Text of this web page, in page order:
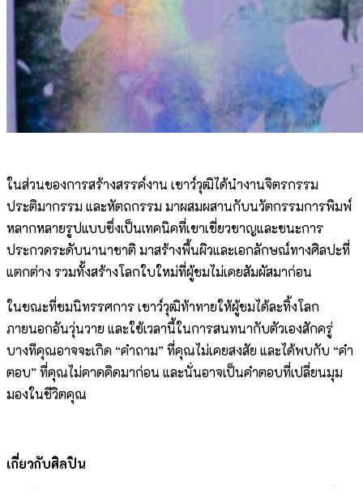
ในส่วนของการสร้างสรรค์งาน เชาว์วุฒิได้นำงานจิตรกรรม
ประติมากรรม และหัตถกรรม มาผสมผสานกับนวัตกรรมการพิมพ์
หลากหลายรูปแบบซึ่งเป็นเทคนิคที่เขาเชี่ยวชาญและชนะการ
ประกวดระดับนานาชาติ มาสร้างพื้นผิวและเอกลักษณ์ทางศิลปะที่
แตกต่าง รวมทั้งสร้างโลกใบใหม่ที่ผู้ชมไม่เคยสัมผัสมาก่อน
ในขณะที่ชมนิทรรศการ เชาว์วุฒิท้าทายให้ผู้ชมได้ละทิ้งโลก
ภายนอกอันวุ่นวาย และใช้เวลานี้ในการสนทนากับตัวเองสักครู่
บางทีคุณอาจจะเกิด “คำถาม” ที่คุณไม่เคยสงสัย และได้พบกับ “คำ
ตอบ” ที่คุณไม่คาดคิดมาก่อน และนั่นอาจเป็นคำตอบที่เปลี่ยนมุม
มองในชีวิตคุณ
เกี่ยวกับศิลปิน